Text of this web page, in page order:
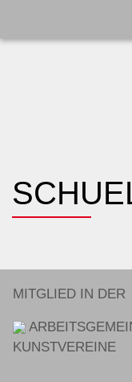
MITGLIED IN DER
KUNSTVEREINE